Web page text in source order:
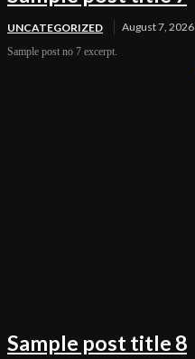
UNCATEGORIZED August 7, 2026
Sample post no 7 excerpt.
Sample post title 8